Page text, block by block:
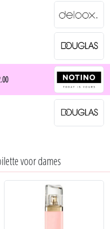
voor dames